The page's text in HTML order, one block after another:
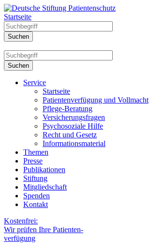
Startseite
Service
Startseite
Patientenverfügung und Vollmacht
Pflege-Beratung
Versicherungsfragen
Psychosoziale Hilfe
Recht und Gesetz
Informationsmaterial
Themen
Presse
Publikationen
Stiftung
Mitgliedschaft
Spenden
Kontakt
Kostenfrei:
Wir prüfen Ihre Patienten-
verfügung